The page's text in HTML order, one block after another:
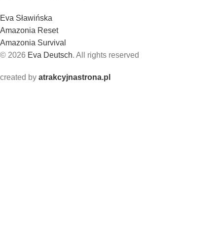
Eva Sławińska
Amazonia Reset
Amazonia Survival
© 2026 Eva Deutsch. All rights reserved
created by atrakcyjnastrona.pl